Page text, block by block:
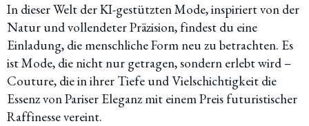
In dieser Welt der KI-gestützten Mode, inspiriert von der
Natur und vollendeter Präzision, findest du eine
Einladung, die menschliche Form neu zu betrachten. Es
ist Mode, die nicht nur getragen, sondern erlebt wird –
Couture, die in ihrer Tiefe und Vielschichtigkeit die
Essenz von Pariser Eleganz mit einem Preis futuristischer
Raffinesse vereint.